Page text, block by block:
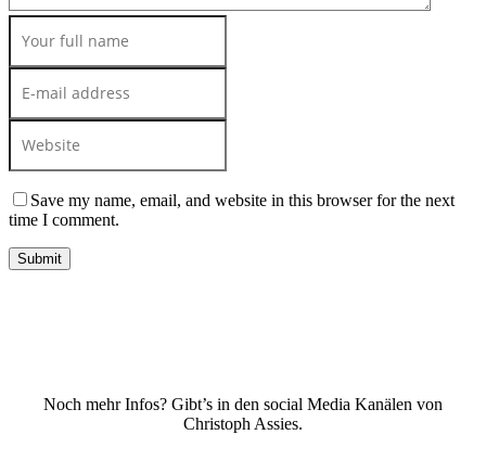
Save my name, email, and website in this browser for the next
time I comment.
Noch mehr Infos? Gibt’s in den social Media Kanälen von
Christoph Assies.